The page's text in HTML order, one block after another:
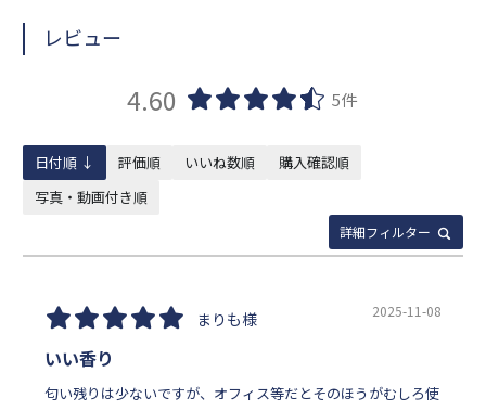
レビュー
4.60 5件
詳細フィルター
日付順 ↓ 評価順 いいね数順
購入確認順
写真・動画付き順
まりも様 2025-11-08
いい香り
匂い残りは少ないですが、オフィス等だとそのほうがむしろ使